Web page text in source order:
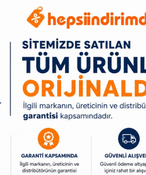
Ürün Açıklaması
Benzer Ürünler